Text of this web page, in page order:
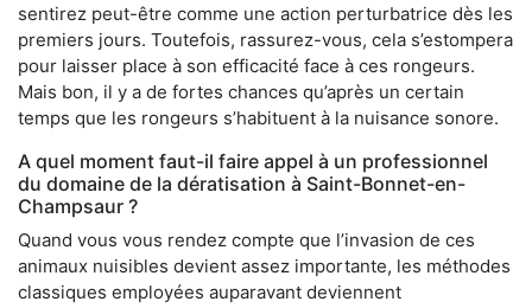
sentirez peut-être comme une action perturbatrice dès les
premiers jours. Toutefois, rassurez-vous, cela s’estompera
pour laisser place à son efficacité face à ces rongeurs.
Mais bon, il y a de fortes chances qu’après un certain
temps que les rongeurs s’habituent à la nuisance sonore.
A quel moment faut-il faire appel à un professionnel
du domaine de la dératisation à Saint-Bonnet-en-
Champsaur ?
Quand vous vous rendez compte que l’invasion de ces
animaux nuisibles devient assez importante, les méthodes
classiques employées auparavant deviennent